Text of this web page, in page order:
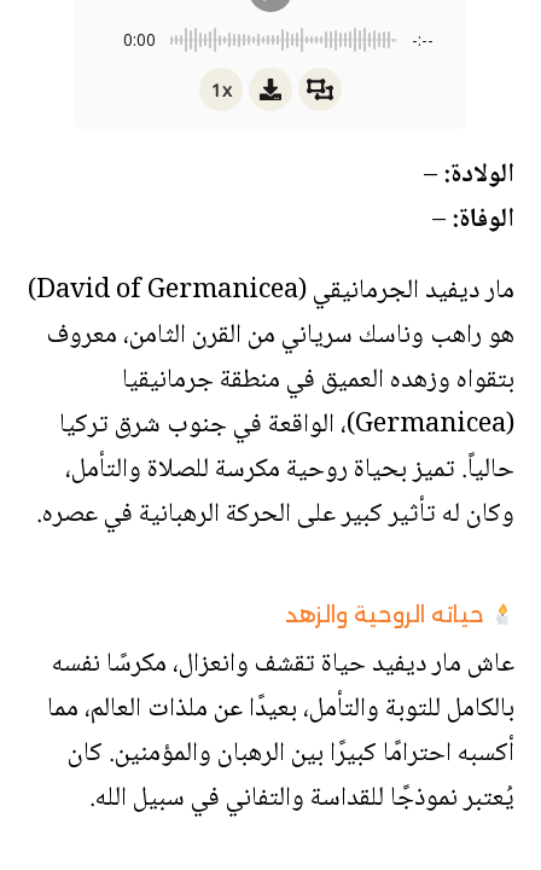
0:00 -:--
1x
الولادة:–
الوفاة:–
مار ديفيد الجرمانيقي (David of Germanicea)
هو راهب وناسك سرياني من القرن الثامن، معروف
بتقواه وزهده العميق في منطقة جرمانيقيا
(Germanicea)، الواقعة في جنوب شرق تركيا
حالياً. تميز بحياة روحية مكرسة للصلاة والتأمل،
وكان له تأثير كبير على الحركة الرهبانية في عصره.
حياته الروحية والزهد
عاش مار ديفيد حياة تقشف وانعزال، مكرسًا نفسه
بالكامل للتوبة والتأمل، بعيدًا عن ملذات العالم، مما
أكسبه احترامًا كبيرًا بين الرهبان والمؤمنين. كان
يُعتبر نموذجًا للقداسة والتفاني في سبيل الله.